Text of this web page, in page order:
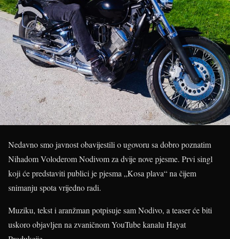
Nedavno smo javnost obavijestili o ugovoru sa dobro poznatim
Nihadom Voloderom Nodivom za dvije nove pjesme. Prvi singl
koji će predstaviti publici je pjesma „Kosa plava“ na čijem
snimanju spota vrijedno radi.
Muziku, tekst i aranžman potpisuje sam Nodivo, a teaser će biti
uskoro objavljen na zvaničnom YouTube kanalu Hayat